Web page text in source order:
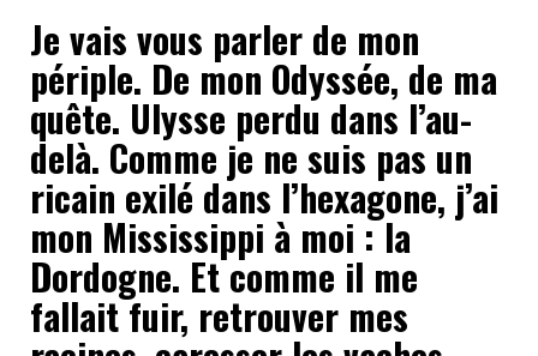
Je vais vous parler de mon
périple. De mon Odyssée, de ma
quête. Ulysse perdu dans l’au-
delà. Comme je ne suis pas un
ricain exilé dans l’hexagone, j’ai
mon Mississippi à moi : la
Dordogne. Et comme il me
fallait fuir, retrouver mes